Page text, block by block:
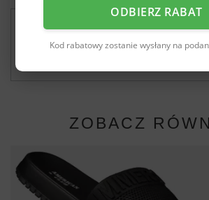
Potrzebujesz pomocy? Masz
Zadaj pytanie a my odpowiemy niezwłocznie,
ZOBACZ
ODBIERZ RABAT
Kod rabatowy zostanie wysłany na